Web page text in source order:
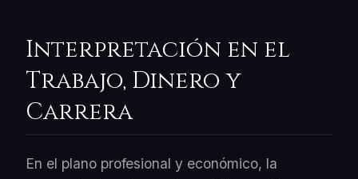
Interpretación en el
Trabajo, Dinero y
Carrera
En el plano profesional y económico, la